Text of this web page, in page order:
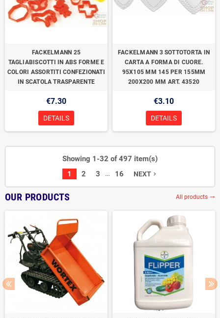
FACKELMANN 25
TAGLIABISCOTTI IN ABS FORME E
COLORI ASSORTITI CONFEZIONATI
IN SCATOLA TRASPARENTE
€7.30
DETAILS
FACKELMANN 3 SOTTOTORTA IN
CARTA A FORMA DI CUORE.
95X105 MM 145 PER 155MM
200X200 MM ART. 43520
€3.10
DETAILS
Showing 1-32 of 497 item(s)
1
2 3 … 16 NEXTnavigate_next
OUR PRODUCTS All products trending_flat